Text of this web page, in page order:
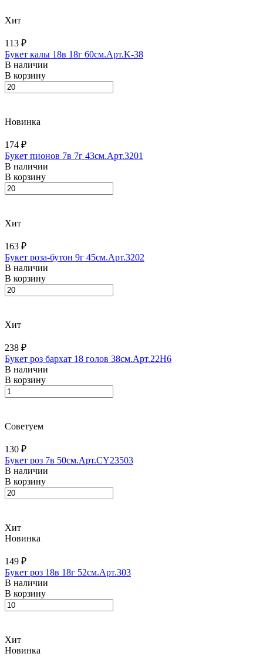
Хит
113 ₽
Букет калы 18в 18г 60см.Арт.K-38
В наличии
В корзину
Новинка
174 ₽
Букет пионов 7в 7г 43см.Арт.3201
В наличии
В корзину
Хит
163 ₽
Букет роза-бутон 9г 45см.Арт.3202
В наличии
В корзину
Хит
238 ₽
Букет роз бархат 18 голов 38см.Арт.22H6
В наличии
В корзину
Советуем
130 ₽
Букет роз 7в 50см.Арт.CY23503
В наличии
В корзину
Хит
Новинка
149 ₽
Букет роз 18в 18г 52см.Арт.303
В наличии
В корзину
Хит
Новинка